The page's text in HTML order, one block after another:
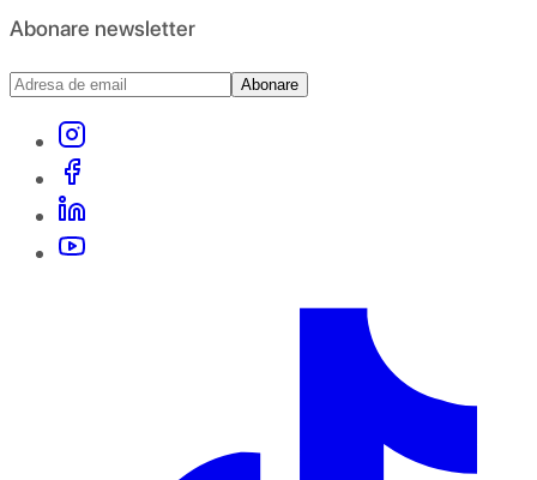
Abonare newsletter
Abonare